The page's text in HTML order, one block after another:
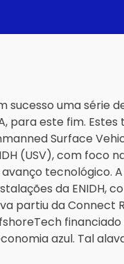
sucesso uma série
para este fim.
Surface
(USV), com foco
tecnológico.
da ENIDH,
partiu da Connect
financiado
azul. Tal